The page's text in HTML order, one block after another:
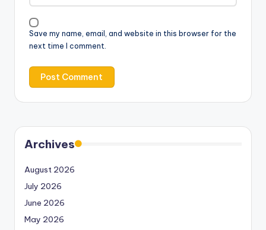
Save my name, email, and website in this browser for the
next time I comment.
Archives
August 2026
July 2026
June 2026
May 2026